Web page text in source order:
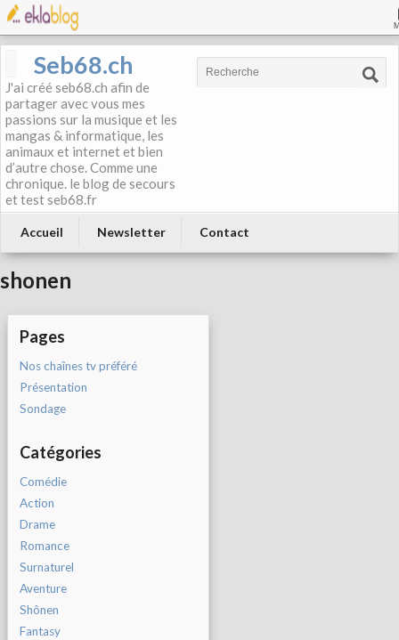
Seb68.ch
J'ai créé seb68.ch afin de
partager avec vous mes
passions sur la musique et les
mangas & informatique, les
animaux et internet et bien
d’autre chose. Comme une
chronique. le blog de secours
et test seb68.fr
Accueil Newsletter Contact
shonen
Pages
Nos chaînes tv préféré
Présentation
Sondage
Catégories
Comédie
Action
Drame
Romance
Surnaturel
Aventure
Shônen
Fantasy